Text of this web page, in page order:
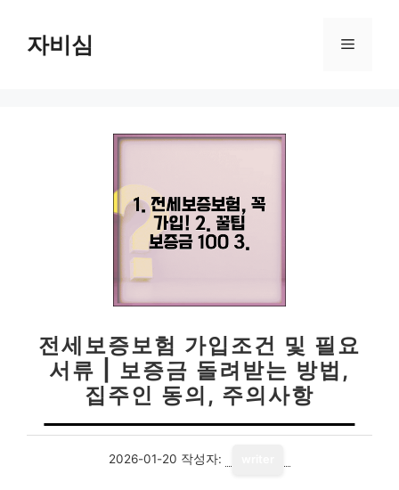
자비심 메
전세보증보험 가입조건 및 필요
서류 | 보증금 돌려받는 방법,
집주인 동의, 주의사항
2026-01-20 작성자: